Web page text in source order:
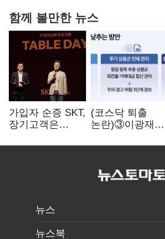
함께 볼만한 뉴스
가입자 순증 SKT,
장기고객은
챙긴다
(코스닥 퇴출
논란)③이광재
자동차 없애지는
뉴스
뉴스북